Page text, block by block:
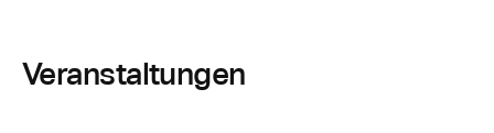
Veranstaltungen